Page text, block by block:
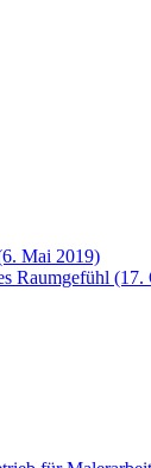
Mai 2019)
Raumgefühl